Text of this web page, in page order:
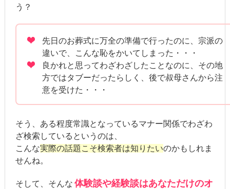
う？
先日のお葬式に万全の準備で行ったのに、宗派の
違いで、こんな恥をかいてしまった・・・
良かれと思ってわざわざしたことなのに、その地
方ではタブーだったらしく、後で叔母さんから注
意を受けた・・・
そう、ある程度常識となっているマナー関係でわざわ
ざ検索しているというのは、
こんな実際の話題こそ検索者は知りたいのかもしれま
せんね。
そして、そんな 体験談や経験談はあなただけのオ